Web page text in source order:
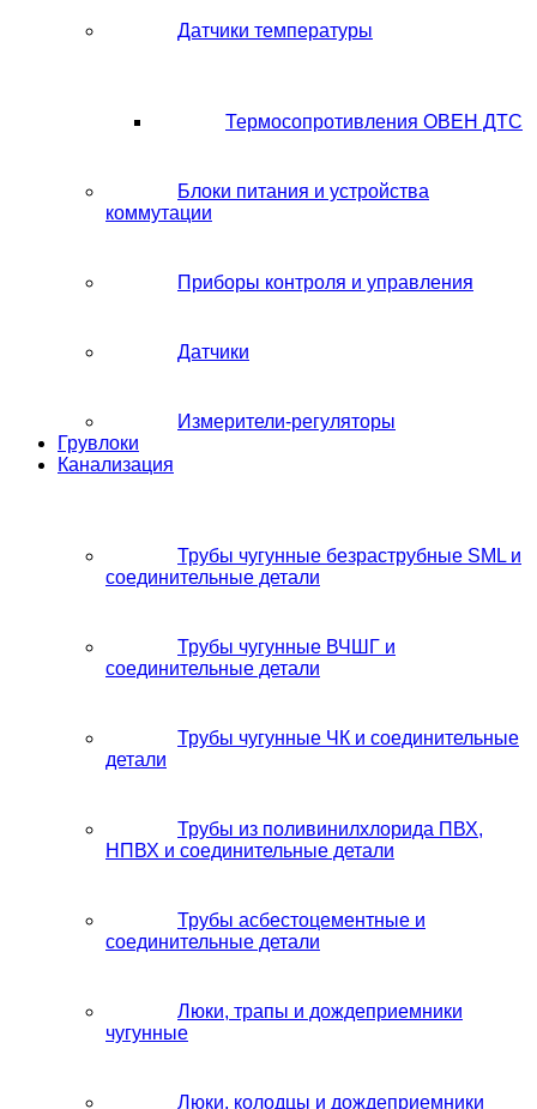
Датчики температуры
Термосопротивления ОВЕН ДТС
Блоки питания и устройства
коммутации
Приборы контроля и управления
Датчики
Измерители-регуляторы
Грувлоки
Канализация
Трубы чугунные безраструбные SML и
соединительные детали
Трубы чугунные ВЧШГ и
соединительные детали
Трубы чугунные ЧК и соединительные
детали
Трубы из поливинилхлорида ПВХ,
НПВХ и соединительные детали
Трубы асбестоцементные и
соединительные детали
Люки, трапы и дождеприемники
чугунные
Люки, колодцы и дождеприемники